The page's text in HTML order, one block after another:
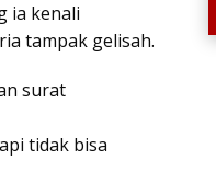
ia kenali
tampak gelisah.
surat
tidak bisa